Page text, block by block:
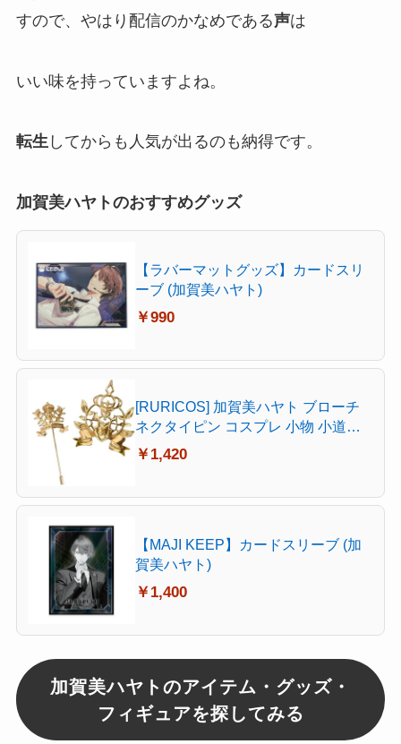
すので、やはり配信のかなめである声は
いい味を持っていますよね。
転生してからも人気が出るのも納得です。
加賀美ハヤトのおすすめグッズ
【ラバーマットグッズ】カードスリ
ーブ (加賀美ハヤト)
￥990
[RURICOS] 加賀美ハヤト ブローチ
ネクタイピン コスプレ 小物 小道具
ネクタイ留め具 キャラクター風 アク
セサリー 文化祭 漫遊展 撮影用 変装
￥1,420
【MAJI KEEP】カードスリーブ (加
賀美ハヤト)
￥1,400
加賀美ハヤトのアイテム・グッズ・
フィギュアを探してみる